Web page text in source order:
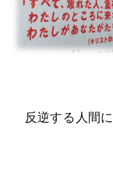
反逆する人間